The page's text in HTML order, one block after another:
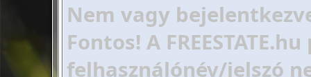
Nem vagy
Fontos! A
felhasználónév/jelszó